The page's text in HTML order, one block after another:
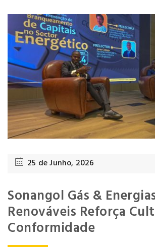
25 de Junho, 2026
Sonangol Gás &
Renováveis Reforça
Conformidade